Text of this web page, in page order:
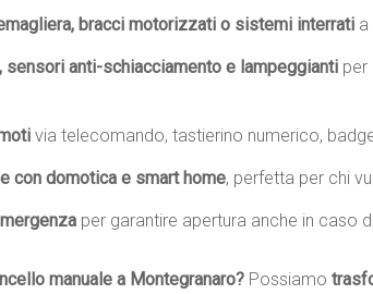
bracci motorizzati o sistemi interrati a
sensori anti-schiacciamento e lampeggianti per
via telecomando, tastierino numerico,
con domotica e smart home, perfetta per chi
per garantire apertura anche in caso
manuale a Montegranaro? Possiamo